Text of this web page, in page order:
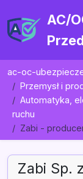
AC/
ac-oc-
Przemysł i
Automatyka,
ruchu
Zabi -
Zabi Sp.